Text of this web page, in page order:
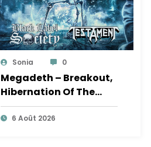
Sonia 0
Megadeth – Breakout,
Hibernation Of The
Nations Europe Tour
20276 Août 2026